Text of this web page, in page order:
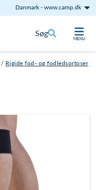
Danmark-www.camp.dk
MENU
Søg
/ Rigide fod- og fodledsortoser